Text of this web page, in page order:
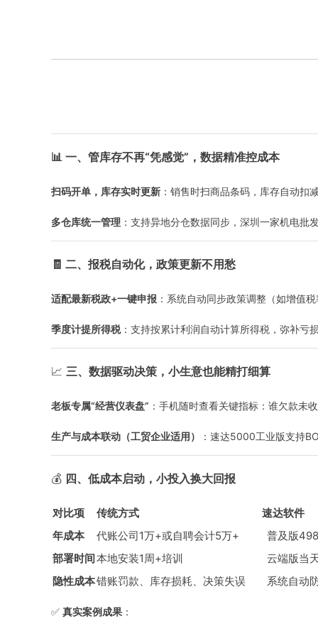
📊 一、管库存不再“凭感觉”，数据精准控成本
扫码开单，库存实时更新 ：销售时扫商品条码，库存自动
多仓库统一管理 ：支持异地分仓数据同步，深圳一家机电
🧾 二、报税自动化，政策更新不用愁
适配最新税政+一键申报 ：系统自动同步政策调整（如增值
季度计提所得税：支持按累计利润自动计算所得税，弥补亏
📈 三、数据驱动决策，小生意也能精打细算
老板专属“经营仪表盘” ：手机随时查看关键指标：谁欠款未
生产与成本联动（工贸企业适用） ：速达5000工业版支持
💰 四、低成本启动，小投入换大回报
对比项 传统方式
速达软件
年成本
代账公司1万+或自聘会计5万+
普及版
部署时间本地安装1周+培训
云端版当天
隐性成本错账罚款、库存损耗、决策失误 系统自动
✅ 真实案例成果 ：